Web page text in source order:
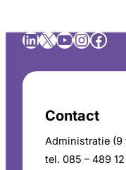
LinkedIn
X YouTube
Contact
Administratie
tel. 085 – 489